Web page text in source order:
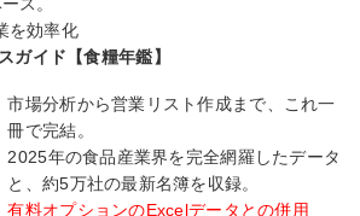
ス。
を効率化
ガイド【食糧年鑑】
市場分析から営業リスト作成まで、これ一
冊で完結。
2025年の食品産業界を完全網羅したデータ
と、約5万社の最新名簿を収録。
有料オプションのExcelデータとの併用